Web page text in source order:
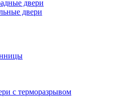
двери
двери
с терморазрывом